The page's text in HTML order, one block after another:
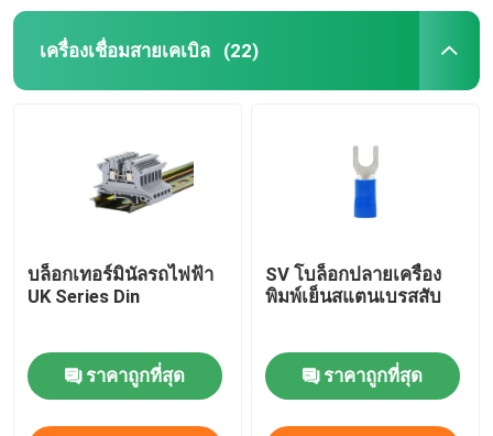
เครื่องเชื่อมสายเคเบิล (22)
บล็อกเทอร์มินัลรถไฟฟ้า
UK Series Din
ราคาถูกที่สุด
SV โบล็อกปลายเครื่อง
พิมพ์เย็นสแตนเบรสสับ
ราคาถูกที่สุด